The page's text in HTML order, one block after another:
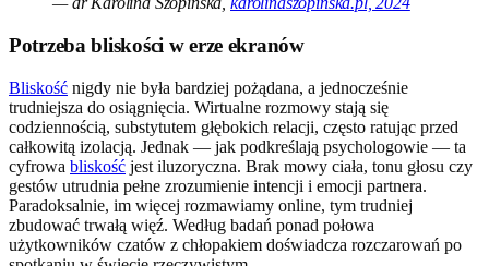
Potrzeba bliskości w erze ekranów
Bliskość nigdy nie była bardziej pożądana, a jednocześnie
trudniejsza do osiągnięcia. Wirtualne rozmowy stają się
codziennością, substytutem głębokich relacji, często ratując przed
całkowitą izolacją. Jednak — jak podkreślają psychologowie — ta
cyfrowa bliskość jest iluzoryczna. Brak mowy ciała, tonu głosu czy
gestów utrudnia pełne zrozumienie intencji i emocji partnera.
Paradoksalnie, im więcej rozmawiamy online, tym trudniej
zbudować trwałą więź. Według badań ponad połowa
użytkowników czatów z chłopakiem doświadcza rozczarowań po